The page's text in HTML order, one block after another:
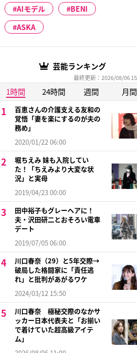
AIモデル
BENI
ASKA
芸能ランキング
最終更新：2026/08/06
1時間 24時間 週間 月間
百恵さんの介護支える友和の
覚悟「妻を楽にするのが夫の
務め」
2020/01/22 06:00
堀ちえみ 妹も入院してい
た！「ちえみより大変な状
況」と実母
2019/04/23 00:00
田中裕子もグレーヘアに！
夫・沢田研二とおそろい電車
デート
2019/07/05 06:00
川口春奈（29）と5年交際→
破局した格闘家に「責任逃
れ」と批判があがるワケ
2024/03/12 15:50
川口春奈 極秘交際のなかサ
ッカー日本代表夫と「お揃い
で着けていた超高級アイテ
ム」